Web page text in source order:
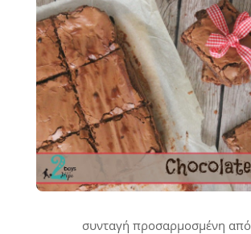
συνταγή προσαρμοσμένη από